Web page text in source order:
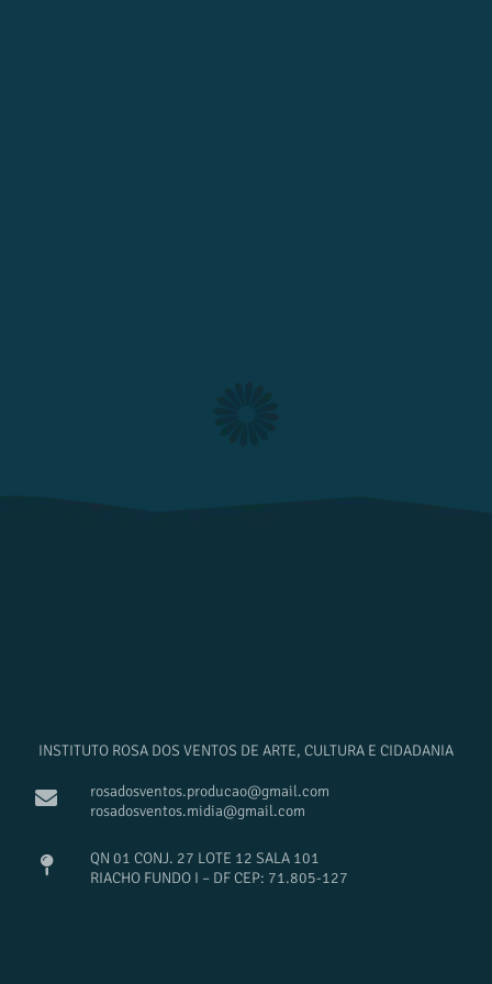
INSTITUTO ROSA DOS VENTOS DE ARTE, CULTURA E CIDADANIA
rosadosventos.producao@gmail.com
rosadosventos.midia@gmail.com
QN 01 CONJ. 27 LOTE 12 SALA 101
RIACHO FUNDO I – DF CEP: 71.805-127